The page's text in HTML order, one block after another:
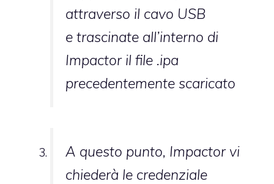
attraverso il cavo USB
e trascinate all’interno di
Impactor il file .ipa
precedentemente scaricato
A questo punto, Impactor vi
chiederà le credenziale